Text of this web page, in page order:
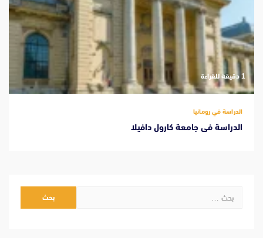
‫1 دقيقة للقراءة
الدراسة في رومانيا
الدراسة فى جامعة كارول دافيلا
البحث